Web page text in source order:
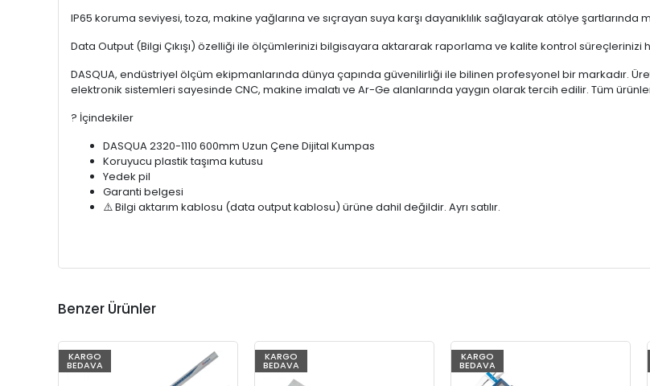
IP65 koruma seviyesi, toza, makine yağlarına ve sıçrayan suya karşı dayanıklılık sağlayarak atölye
Data Output (Bilgi Çıkışı) özelliği ile ölçümlerinizi bilgisayara aktararak raporlama ve kalite kontrol süreçlerinizi
DASQUA, endüstriyel ölçüm ekipmanlarında dünya çapında güvenilirliği ile bilinen profesyonel bir markadır.
elektronik sistemleri sayesinde CNC, makine imalatı ve Ar-Ge alanlarında yaygın olarak tercih edilir. Tüm
? İçindekiler
DASQUA 2320-1110 600mm Uzun Çene Dijital Kumpas
Koruyucu plastik taşıma kutusu
Yedek pil
Garanti belgesi
⚠️ Bilgi aktarım kablosu (data output kablosu) ürüne dahil değildir. Ayrı satılır.
Benzer Ürünler
KARGO
BEDAVA
KARGO
BEDAVA
KARGO
BEDAVA